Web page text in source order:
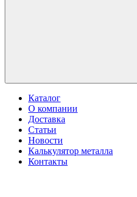
Каталог
О компании
Доставка
Статьи
Новости
Калькулятор металла
Контакты